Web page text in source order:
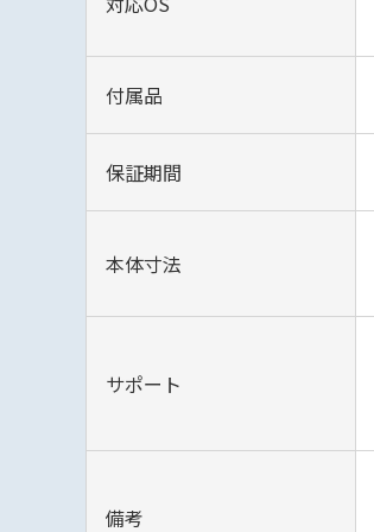
付属品
保証期間
本体寸法
サポート
備考